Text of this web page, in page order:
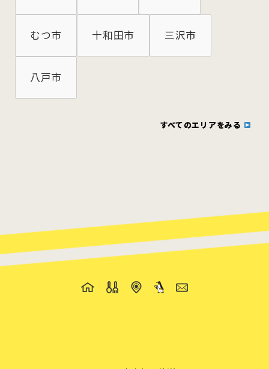
むつ市 十和田市 三沢市
八戸市
すべてのエリアをみる